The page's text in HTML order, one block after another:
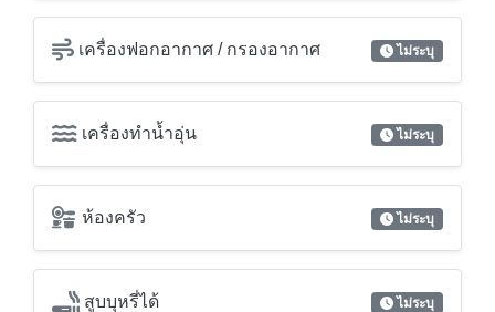
เครื่องฟอกอากาศ / กรองอากาศ ไม่ระบุ
เครื่องทำน้ำอุ่น ไม่ระบุ
ห้องครัว ไม่ระบุ
สูบบุหรี่ได้ ไม่ระบุ